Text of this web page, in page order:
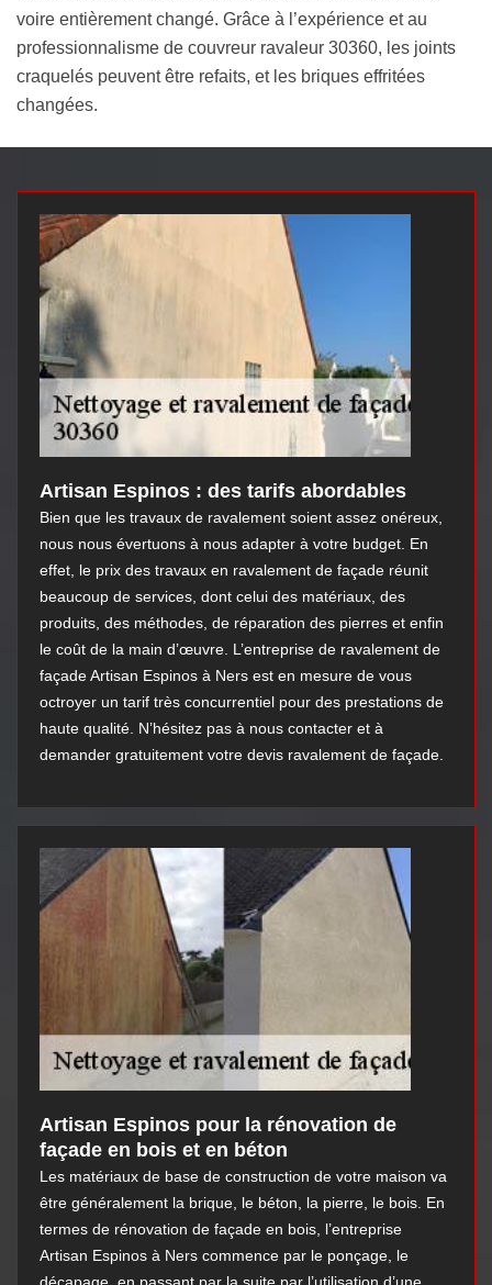
voire entièrement changé. Grâce à l’expérience et au
professionnalisme de couvreur ravaleur 30360, les joints
craquelés peuvent être refaits, et les briques effritées
changées.
Artisan Espinos : des tarifs abordables
Bien que les travaux de ravalement soient assez onéreux,
nous nous évertuons à nous adapter à votre budget. En
effet, le prix des travaux en ravalement de façade réunit
beaucoup de services, dont celui des matériaux, des
produits, des méthodes, de réparation des pierres et enfin
le coût de la main d’œuvre. L’entreprise de ravalement de
façade Artisan Espinos à Ners est en mesure de vous
octroyer un tarif très concurrentiel pour des prestations de
haute qualité. N’hésitez pas à nous contacter et à
demander gratuitement votre devis ravalement de façade.
Artisan Espinos pour la rénovation de
façade en bois et en béton
Les matériaux de base de construction de votre maison va
être généralement la brique, le béton, la pierre, le bois. En
termes de rénovation de façade en bois, l’entreprise
Artisan Espinos à Ners commence par le ponçage, le